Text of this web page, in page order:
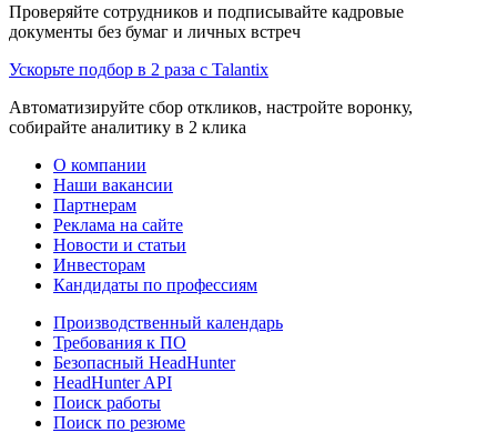
Проверяйте сотрудников и подписывайте кадровые
документы без бумаг и личных встреч
Ускорьте подбор в 2 раза с Talantix
Автоматизируйте сбор откликов, настройте воронку,
собирайте аналитику в 2 клика
О компании
Наши вакансии
Партнерам
Реклама на сайте
Новости и статьи
Инвесторам
Кандидаты по профессиям
Производственный календарь
Требования к ПО
Безопасный HeadHunter
HeadHunter API
Поиск работы
Поиск по резюме